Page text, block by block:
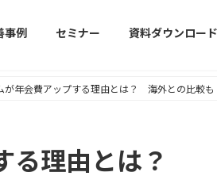
事例 セミナー 資料ダウンロード
が年会費アップする理由とは？ 海外との比較も
る理由とは？